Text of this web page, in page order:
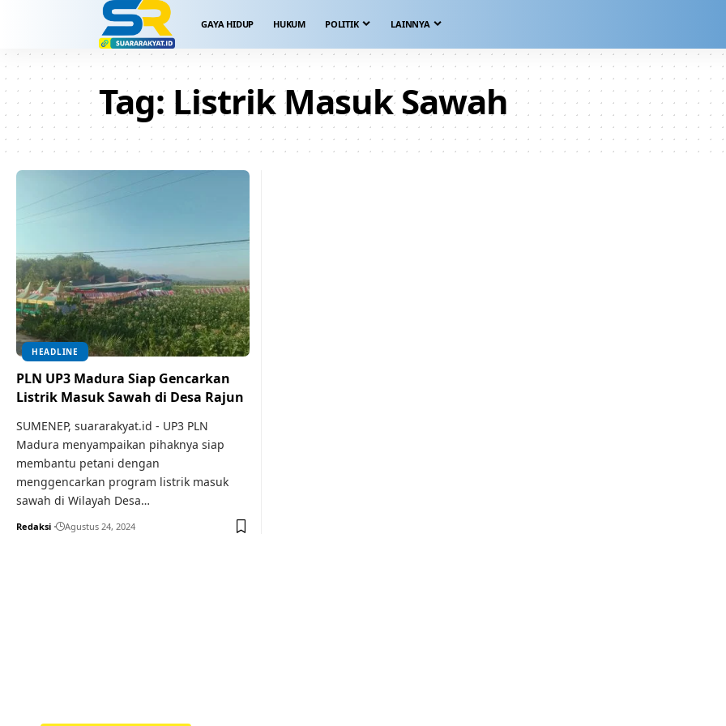
GAYA HIDUP HUKUM POLITIK LAINNYA
Tag: Listrik Masuk Sawah
HEADLINE
PLN UP3 Madura Siap Gencarkan
Listrik Masuk Sawah di Desa Rajun
SUMENEP, suararakyat.id - UP3 PLN
Madura menyampaikan pihaknya siap
membantu petani dengan
menggencarkan program listrik masuk
sawah di Wilayah Desa…
Redaksi Agustus 24, 2024